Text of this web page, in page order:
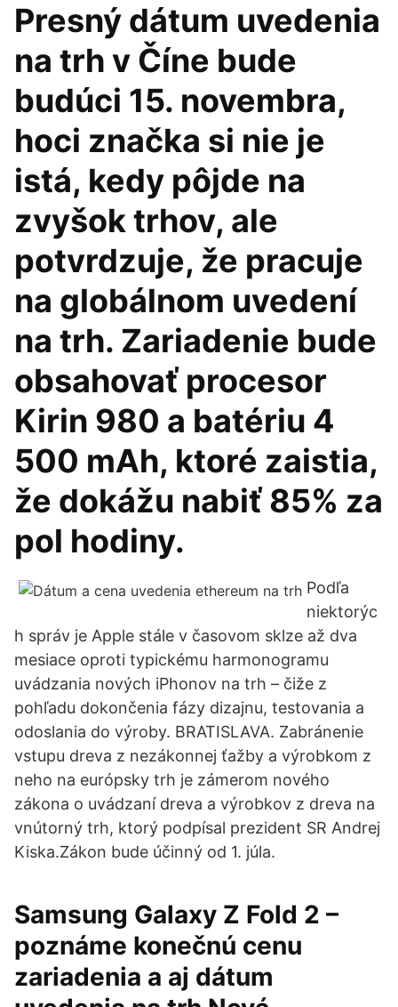
Presný dátum uvedenia
na trh v Číne bude
budúci 15. novembra,
hoci značka si nie je
istá, kedy pôjde na
zvyšok trhov, ale
potvrdzuje, že pracuje
na globálnom uvedení
na trh. Zariadenie bude
obsahovať procesor
Kirin 980 a batériu 4
500 mAh, ktoré zaistia,
že dokážu nabiť 85% za
pol hodiny.
Podľa
niektorýc
h správ je Apple stále v časovom sklze až dva
mesiace oproti typickému harmonogramu
uvádzania nových iPhonov na trh – čiže z
pohľadu dokončenia fázy dizajnu, testovania a
odoslania do výroby. BRATISLAVA. Zabránenie
vstupu dreva z nezákonnej ťažby a výrobkom z
neho na európsky trh je zámerom nového
zákona o uvádzaní dreva a výrobkov z dreva na
vnútorný trh, ktorý podpísal prezident SR Andrej
Kiska.Zákon bude účinný od 1. júla.
Samsung Galaxy Z Fold 2 –
poznáme konečnú cenu
zariadenia a aj dátum